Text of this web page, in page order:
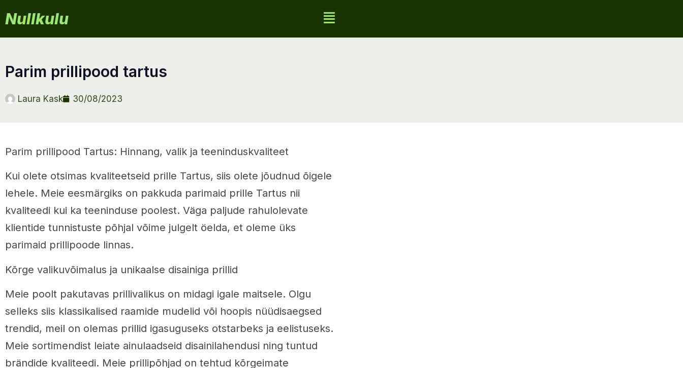
Nullkulu
parim prillipood tartus
Laura Kask 30/08/2023
Parim prillipood Tartus: Hinnang, valik ja teeninduskvaliteet
Kui olete otsimas kvaliteetseid prille Tartus, siis olete jõudnud õigele
lehele. Meie eesmärgiks on pakkuda parimaid prille Tartus nii
kvaliteedi kui ka teeninduse poolest. Väga paljude rahulolevate
klientide tunnistuste põhjal võime julgelt öelda, et oleme üks
parimaid prillipoode linnas.
Kõrge valikuvõimalus ja unikaalse disainiga prillid
Meie poolt pakutavas prillivalikus on midagi igale maitsele. Olgu
selleks siis klassikalised raamide mudelid või hoopis nüüdisaegsed
trendid, meil on olemas prillid igasuguseks otstarbeks ja eelistuseks.
Meie sortimendist leiate ainulaadseid disainilahendusi ning tuntud
brändide kvaliteedi. Meie prillipõhjad on tehtud kõrgeimate